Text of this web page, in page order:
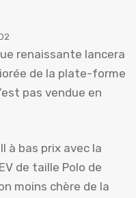
renaissante lancera
de la plate-forme
pas vendue en
à bas prix avec la
de taille Polo de
moins chère de la